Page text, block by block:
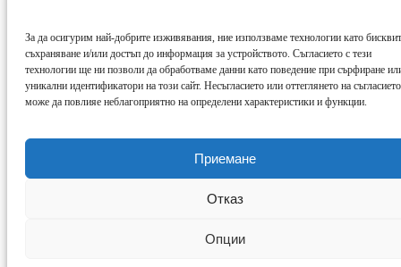
За да осигурим най-добрите изживявания, ние използваме технологии като
съхраняване и/или достъп до информация за устройството. Съгласието с тези
технологии ще ни позволи да обработваме данни като поведение при сърфиране
уникални идентификатори на този сайт. Несъгласието или оттеглянето на съгласието
може да повлияе неблагоприятно на определени характеристики и функции.
Приемане
Отказ
Опции
klima_simeonov@abv.bg